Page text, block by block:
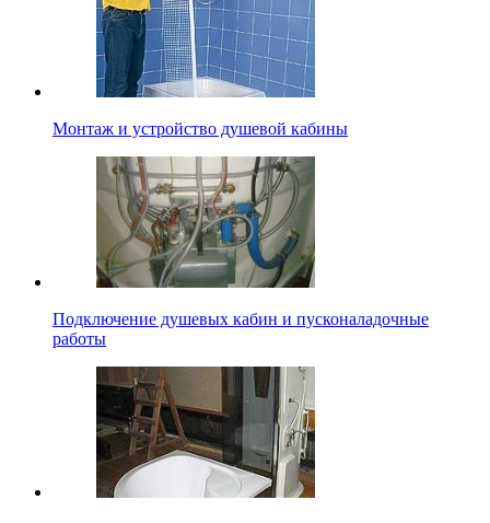
Монтаж и устройство душевой кабины
Подключение душевых кабин и пусконаладочные
работы